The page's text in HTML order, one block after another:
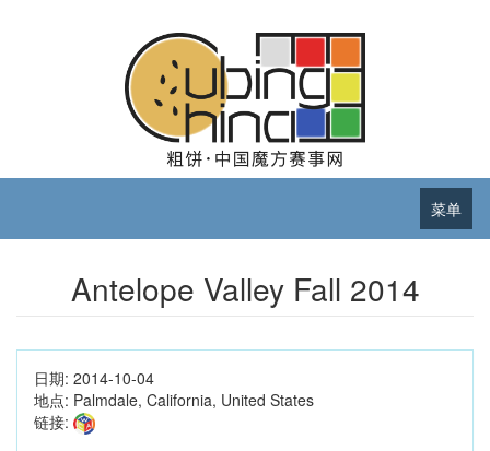
菜单
Antelope Valley Fall 2014
日期: 2014-10-04
地点: Palmdale, California, United States
链接: